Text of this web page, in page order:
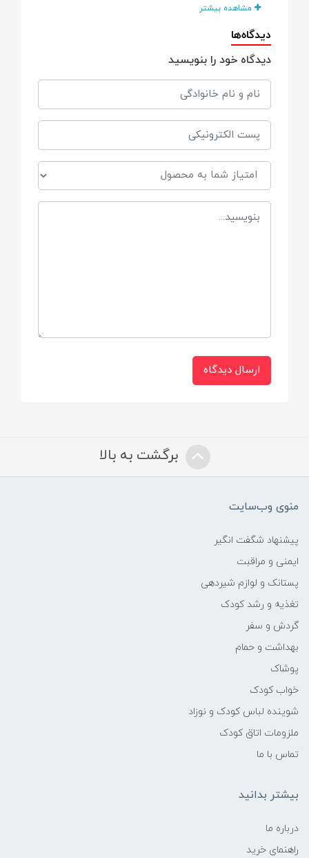
جلوگیری از آلوده شدن پستانک و سرشیشه، به
آسانی به صندلی کودک یا کیف به‌همراه بند
متصل شود.
مناسب برای
از بدو تولد
مشاهده بیشتر
دیدگاه‌ها
دیدگاه خود را بنویسید
ارسال دیدگاه
برگشت به بالا
منوی وب‌سایت
پیشنهاد شگفت انگیر
ایمنی و مراقبت
پستانک و لوازم شیردهی
تغذیه و رشد کودک
گردش و سفر
بهداشت و حمام
پوشاک
خواب کودک
شوینده لباس کودک و نوزاد
ملزومات اتاق کودک
تماس با ما
بیشتر بدانید
درباره ما
راهنمای خرید